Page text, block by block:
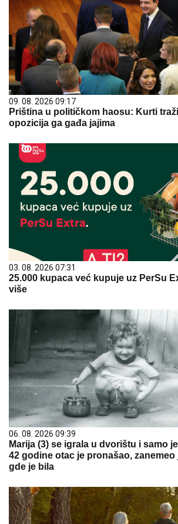
09. 08. 2026 09:17
Priština u političkom haosu: Kurti
opozicija ga gađa jajima
03. 08. 2026 07:31
25.000 kupaca već kupuje uz PerSu
više
06. 08. 2026 09:39
Marija (3) se igrala u dvorištu i samo
42 godine otac je pronašao, zanemeo
gde je bila